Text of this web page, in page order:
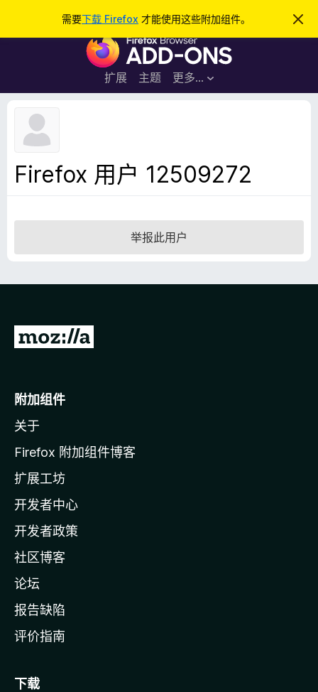
需要下载 Firefox 才能使用这些附加组件。
忽
此
F
r
e
览
加
组
扩展 主题 更多…
登录
Firefox 用户 12509272
举报此用户
转
o
i
l
a
主
页
附加组件
关于
Firefox 附加组件博客
扩展工坊
开发者中心
开发者政策
社区博客
论坛
报告缺陷
评价指南
下载